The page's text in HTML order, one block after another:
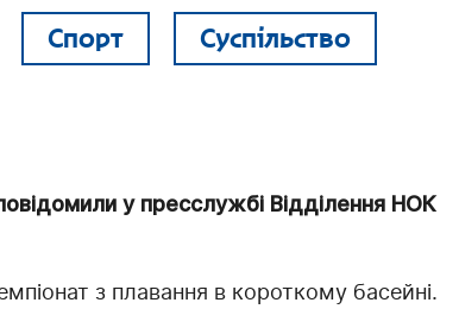
Спорт Суспільство
у пресслужбі Відділення НОК
з плавання в короткому басейні.